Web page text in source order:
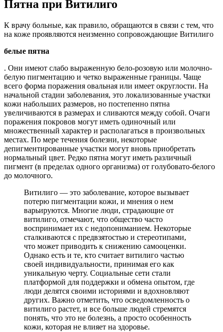
Пятна при Витилиго
К врачу больные, как правило, обращаются в связи с тем, что
на коже проявляются неизменно сопровождающие Витилиго
белые пятна
. Они имеют слабо выраженную бело-розовую или молочно-
белую пигментацию и четко выраженные границы. Чаще
всего форма поражения овальная или имеет округлости. На
начальной стадии заболевания, это локализованные участки
кожи набольших размеров, но постепенно пятна
увеличиваются в размерах и сливаются между собой. Очаги
поражения покровов могут иметь одиночный или
множественный характер и располагаться в произвольных
местах. По мере течения болезни, некоторые
депигментированные участки могут вновь приобретать
нормальный цвет. Редко пятна могут иметь различный
пигмент (в пределах одного организма) от голубовато-белого
до молочного.
Витилиго — это заболевание, которое вызывает
потерю пигментации кожи, и мнения о нем
варьируются. Многие люди, страдающие от
витилиго, отмечают, что общество часто
воспринимает их с недопониманием. Некоторые
сталкиваются с предвзятостью и стереотипами,
что может приводить к снижению самооценки.
Однако есть и те, кто считает витилиго частью
своей индивидуальности, принимая его как
уникальную черту. Социальные сети стали
платформой для поддержки и обмена опытом, где
люди делятся своими историями и вдохновляют
других. Важно отметить, что осведомленность о
витилиго растет, и все больше людей стремятся
понять, что это не болезнь, а просто особенность
кожи, которая не влияет на здоровье.